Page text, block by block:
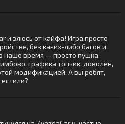
и злюсь от кайфа! Игра просто
без каких-либо багов и
наше время — просто пушка.
графика топчик, доволен,
модификацией. А вы ребят,